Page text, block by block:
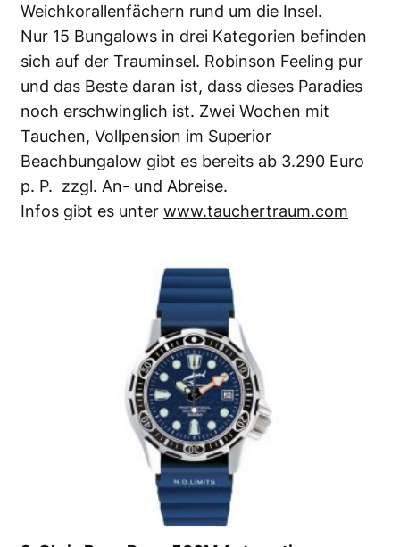
Weichkorallenfächern rund um die Insel.
Nur 15 Bungalows in drei Kategorien befinden
sich auf der Trauminsel. Robinson Feeling pur
und das Beste daran ist, dass dieses Paradies
noch erschwinglich ist. Zwei Wochen mit
Tauchen, Vollpension im Superior
Beachbungalow gibt es bereits ab 3.290 Euro
p. P. zzgl. An- und Abreise.
Infos gibt es unter www.tauchertraum.com